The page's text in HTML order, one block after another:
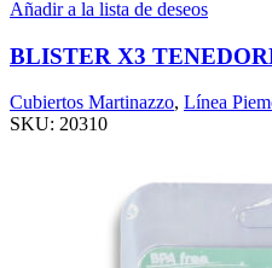
Añadir a la lista de deseos
BLISTER X3
Cubiertos Martinazzo, Línea
SKU: 20310